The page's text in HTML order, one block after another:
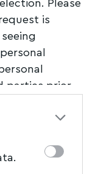
Please
is
parties prior
personal
by us to
gia-
στο
πρώτοι όλες